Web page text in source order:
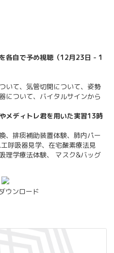
自で予め視聴（12月23日 - 1
いて、気管切開について、姿勢
について、バイタルサインから
ディトレ君を用いた実習13時
、排痰補助装置体験、肺内パー
呼吸器見学、在宅酸素療法見
理学療法体験、 マスク&バッグ
ウンロード